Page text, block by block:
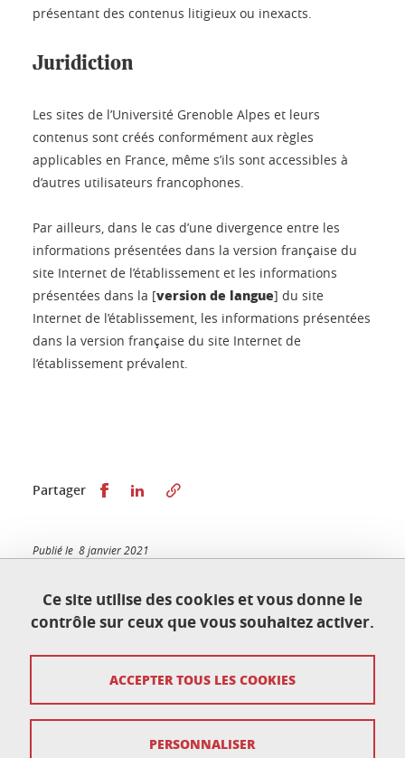
Ce site utilise des cookies et vous donne le
contrôle sur ceux que vous souhaitez activer.
ACCEPTER TOUS LES COOKIES
PERSONNALISER
présentant des contenus litigieux ou inexacts.
Juridiction
Les sites de l’Université Grenoble Alpes et leurs
contenus sont créés conformément aux règles
applicables en France, même s’ils sont accessibles à
d’autres utilisateurs francophones.
Par ailleurs, dans le cas d’une divergence entre les
informations présentées dans la version française du
site Internet de l’établissement et les informations
présentées dans la [version de langue] du site
Internet de l’établissement, les informations présentées
dans la version française du site Internet de
l’établissement prévalent.
Partager Partager sur Facebook
Partager sur LinkedIn
Publié le 8 janvier 2021
Maison du doctorat Jean Kuntzmann
110 rue de la Chimie 38400 Saint-Martin-d'Hères
France